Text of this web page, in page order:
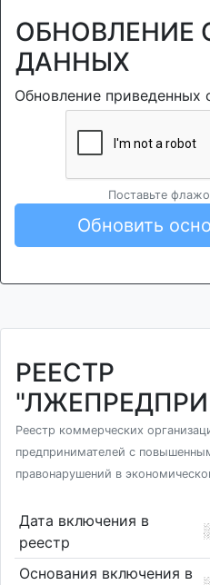
ОБНОВЛЕНИЕ
ДАННЫХ
Обновление приведенных
Поставьте
Обновить
РЕЕСТР
Реестр коммерческих
предпринимателей с
правонарушений в
Дата включения в
реестр
Основания включения в